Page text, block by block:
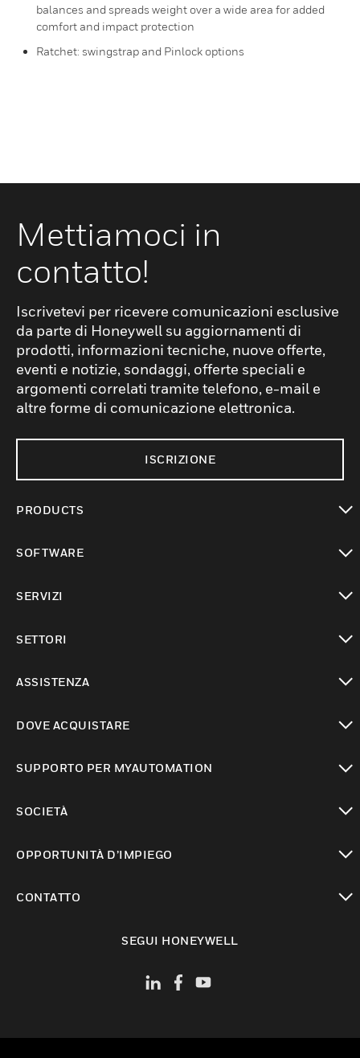
balances and spreads weight over a wide area for added
comfort and impact protection
Ratchet: swingstrap and Pinlock options
Mettiamoci in
contatto!
Iscrivetevi per ricevere comunicazioni esclusive
da parte di Honeywell su aggiornamenti di
prodotti, informazioni tecniche, nuove offerte,
eventi e notizie, sondaggi, offerte speciali e
argomenti correlati tramite telefono, e-mail e
altre forme di comunicazione elettronica.
ISCRIZIONE
PRODUCTS
SOFTWARE
SERVIZI
SETTORI
ASSISTENZA
DOVE ACQUISTARE
SUPPORTO PER MYAUTOMATION
SOCIETÀ
OPPORTUNITÀ D’IMPIEGO
CONTATTO
SEGUI HONEYWELL